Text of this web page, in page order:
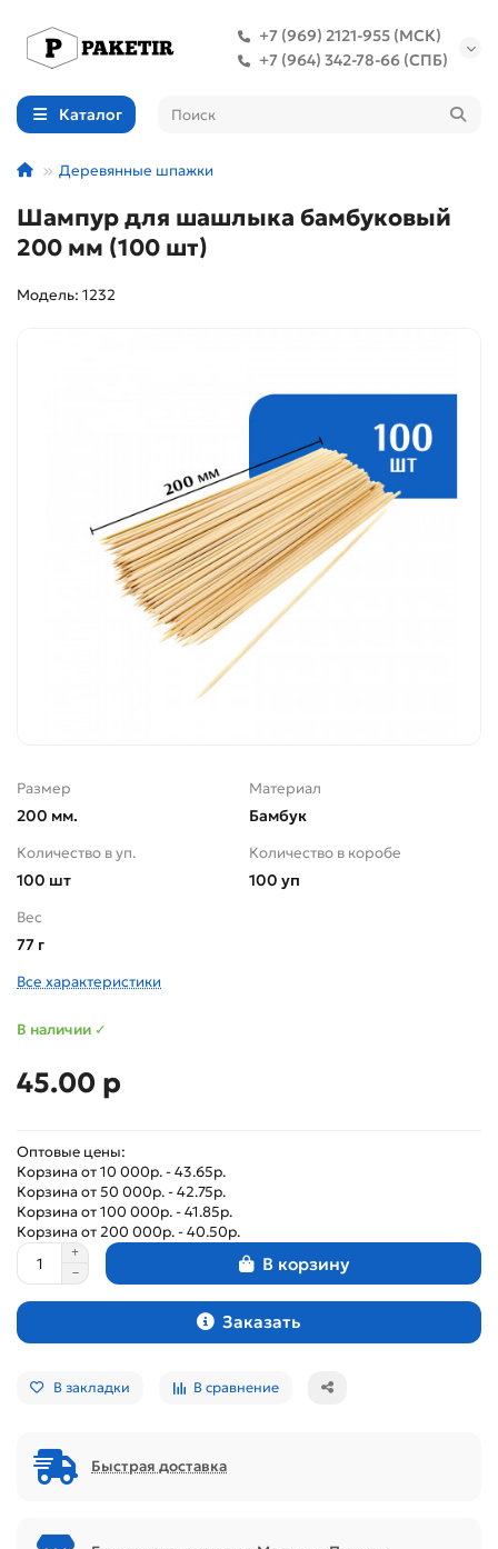
+7 (969) 2121-955 (МСК)
+7 (964) 342-78-66 (СПБ)
Каталог
Деревянные шпажки
Шампур для шашлыка бамбуковый
200 мм (100 шт)
Модель: 1232
Размер
200 мм.
Материал
Бамбук
Количество в уп.
100 шт
Количество в коробе
100 уп
Вес
77 г
Все характеристики
В наличии ✓
45.00 р
Оптовые цены:
Корзина от 10 000р. - 43.65р.
Корзина от 50 000р. - 42.75р.
Корзина от 100 000р. - 41.85р.
Корзина от 200 000р. - 40.50р.
В корзину
Заказать
В закладки В сравнение
Быстрая доставка